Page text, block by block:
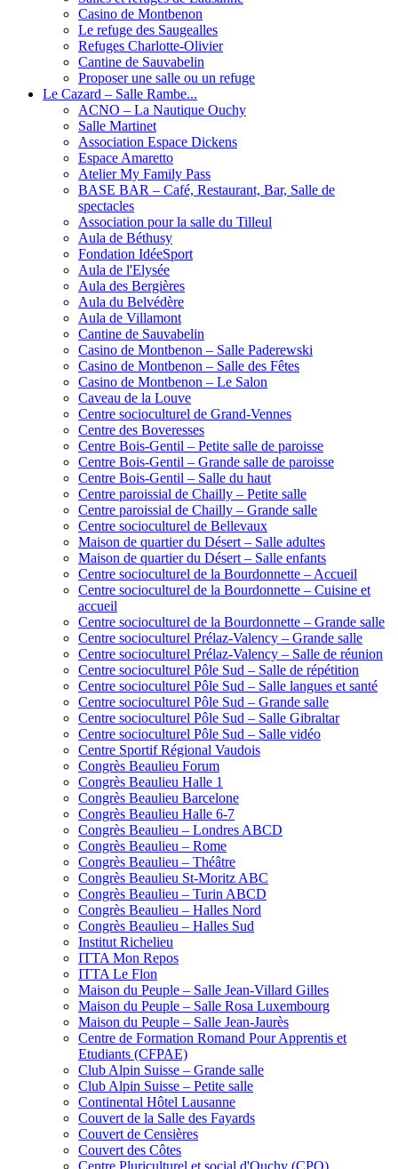
Casino de Montbenon
Le refuge des Saugealles
Refuges Charlotte-Olivier
Cantine de Sauvabelin
Proposer une salle ou un refuge
Le Cazard – Salle Rambe...
ACNO – La Nautique Ouchy
Salle Martinet
Association Espace Dickens
Espace Amaretto
Atelier My Family Pass
BASE BAR – Café, Restaurant, Bar, Salle de
spectacles
Association pour la salle du Tilleul
Aula de Béthusy
Fondation IdéeSport
Aula de l'Elysée
Aula des Bergières
Aula du Belvédère
Aula de Villamont
Cantine de Sauvabelin
Casino de Montbenon – Salle Paderewski
Casino de Montbenon – Salle des Fêtes
Casino de Montbenon – Le Salon
Caveau de la Louve
Centre socioculturel de Grand-Vennes
Centre des Boveresses
Centre Bois-Gentil – Petite salle de paroisse
Centre Bois-Gentil – Grande salle de paroisse
Centre Bois-Gentil – Salle du haut
Centre paroissial de Chailly – Petite salle
Centre paroissial de Chailly – Grande salle
Centre socioculturel de Bellevaux
Maison de quartier du Désert – Salle adultes
Maison de quartier du Désert – Salle enfants
Centre socioculturel de la Bourdonnette – Accueil
Centre socioculturel de la Bourdonnette – Cuisine et
accueil
Centre socioculturel de la Bourdonnette – Grande salle
Centre socioculturel Prélaz-Valency – Grande salle
Centre socioculturel Prélaz-Valency – Salle de réunion
Centre socioculturel Pôle Sud – Salle de répétition
Centre socioculturel Pôle Sud – Salle langues et santé
Centre socioculturel Pôle Sud – Grande salle
Centre socioculturel Pôle Sud – Salle Gibraltar
Centre socioculturel Pôle Sud – Salle vidéo
Centre Sportif Régional Vaudois
Congrès Beaulieu Forum
Congrès Beaulieu Halle 1
Congrès Beaulieu Barcelone
Congrès Beaulieu Halle 6-7
Congrès Beaulieu – Londres ABCD
Congrès Beaulieu – Rome
Congrès Beaulieu – Théâtre
Congrès Beaulieu St-Moritz ABC
Congrès Beaulieu – Turin ABCD
Congrès Beaulieu – Halles Nord
Congrès Beaulieu – Halles Sud
Institut Richelieu
ITTA Mon Repos
ITTA Le Flon
Maison du Peuple – Salle Jean-Villard Gilles
Maison du Peuple – Salle Rosa Luxembourg
Maison du Peuple – Salle Jean-Jaurès
Centre de Formation Romand Pour Apprentis et
Etudiants (CFPAE)
Club Alpin Suisse – Grande salle
Club Alpin Suisse – Petite salle
Continental Hôtel Lausanne
Couvert de la Salle des Fayards
Couvert de Censières
Couvert des Côtes
Centre Pluriculturel et social d'Ouchy (CPO)